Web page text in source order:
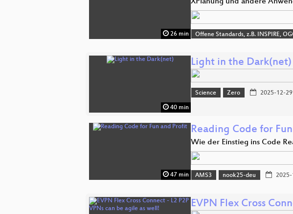
26 min Offene Standards, z.B. INSPIRE,
40 min
Light in the Dark(net)
Science Zero 2025-12-29
47 min
Reading Code for
Wie der Einstieg ins Code
AMS3 nook25-deu
EVPN Flex Cross